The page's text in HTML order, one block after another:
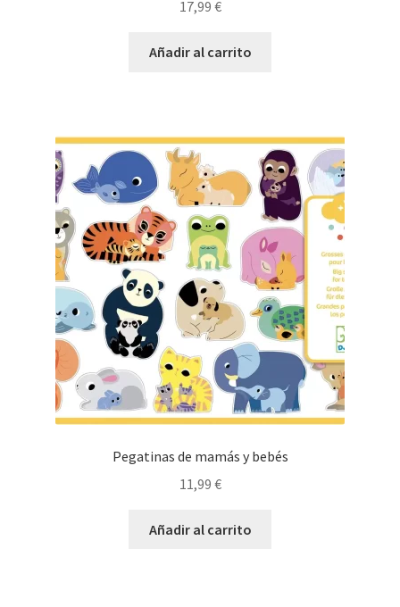
17,99 €
Añadir al carrito
Pegatinas de mamás y bebés
11,99 €
Añadir al carrito